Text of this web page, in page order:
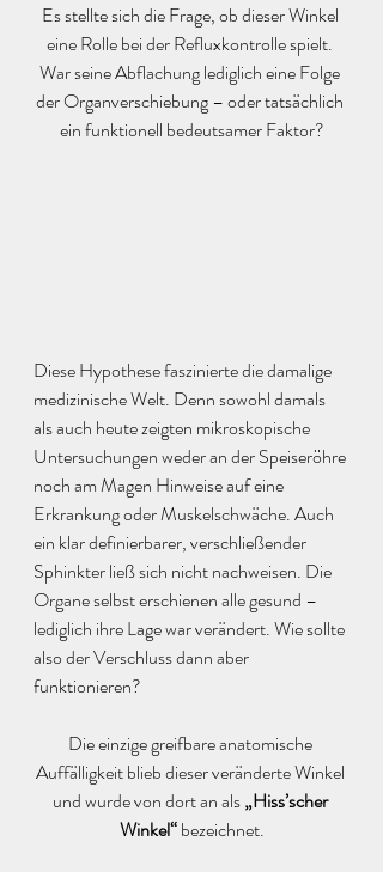
Es stellte sich die Frage, ob dieser Winkel
eine Rolle bei der Refluxkontrolle spielt.
War seine Abflachung lediglich eine Folge
der Organverschiebung – oder tatsächlich
ein funktionell bedeutsamer Faktor?
Diese Hypothese faszinierte die damalige
medizinische Welt. Denn sowohl damals
als auch heute zeigten mikroskopische
Untersuchungen weder an der Speiseröhre
noch am Magen Hinweise auf eine
Erkrankung oder Muskelschwäche. Auch
ein klar definierbarer, verschließender
Sphinkter ließ sich nicht nachweisen. Die
Organe selbst erschienen alle gesund –
lediglich ihre Lage war verändert. Wie sollte
also der Verschluss dann aber
funktionieren?
Die einzige greifbare anatomische
Auffälligkeit blieb dieser veränderte Winkel
und wurde von dort an als „Hiss’scher
Winkel“ bezeichnet.